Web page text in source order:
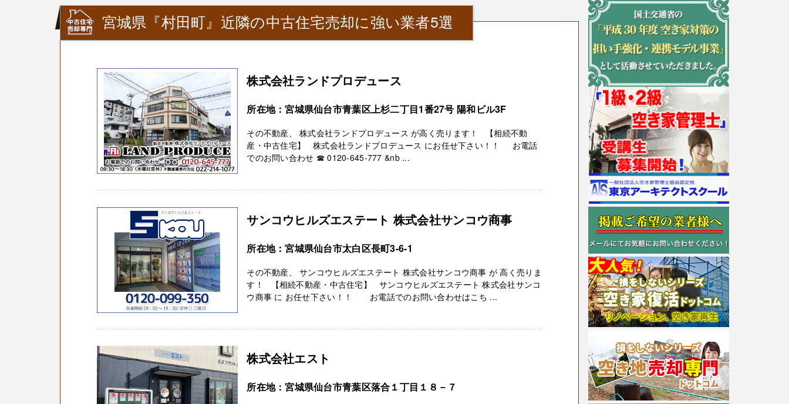
宮城県『村田町』近隣の中古住宅売却に強い業者5選
株式会社ランドプロデュース
所在地：宮城県仙台市青葉区上杉二丁目1番27号 陽和ビル3F
その不動産、 株式会社ランドプロデュース が高く売ります！ 【相続不動
産・中古住宅】 株式会社ランドプロデュース にお任せ下さい！！ お電話
でのお問い合わせ ☎ 0120-645-777 &nb ...
サンコウヒルズエステート 株式会社サンコウ商事
所在地：宮城県仙台市太白区長町3-6-1
その不動産、 サンコウヒルズエステート 株式会社サンコウ商事 が 高く売りま
す！ 【相続不動産・中古住宅】 サンコウヒルズエステート 株式会社サンコ
ウ商事 に お任せ下さい！！ お電話でのお問い合わせはこち ...
株式会社エスト
所在地：宮城県仙台市青葉区落合１丁目１８－７